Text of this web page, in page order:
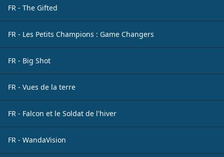
FR - The Gifted
FR - Les Petits Champions : Game Changers
FR - Big Shot
FR - Vues de la terre
FR - Falcon et le Soldat de l'hiver
FR - WandaVision